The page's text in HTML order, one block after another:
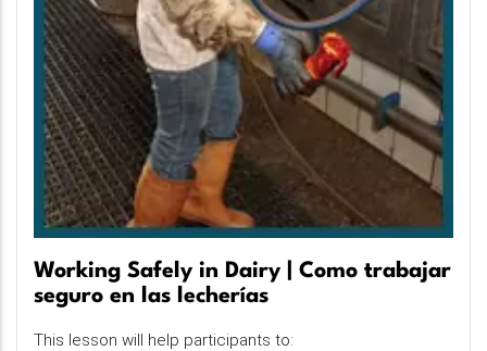
Working Safely in Dairy | Como trabajar
seguro en las lecherías
This lesson will help participants to: